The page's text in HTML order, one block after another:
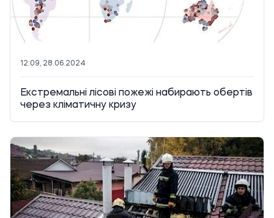
12:09, 28.06.2024
Екстремальні лісові пожежі набирають обертів
через кліматичну кризу